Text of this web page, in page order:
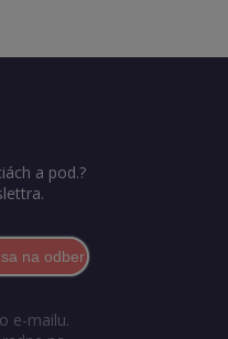
a pod.?
na odber
e-mailu.